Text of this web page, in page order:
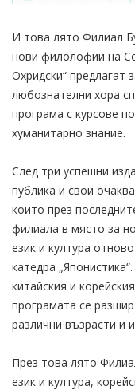
И това лято Филиал
нови филолофии на
Охридски“ предлагат
любознателни хора
програма с курсове
хуманитарно знание.
След три успешни
публика и свои
които през
филиала в място за
език и култура
катедра
китайския и
програмата се
различни възрасти и
През това лято
език и култура,